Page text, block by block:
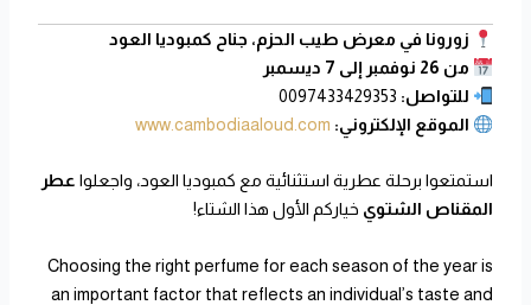
زورونا في معرض طيب الحزم، جناح كمبوديا العود
من 26 نوفمبر إلى 7 ديسمبر
للتواصل:
الموقع الإلكتروني: www.cambodiaaloud.com
استمتعوا برحلة عطرية استثنائية مع كمبوديا العود، واجعلوا عطر
المقناص الشتوي خياركم الأول هذا الشتاء!
Choosing the right perfume for each season of the year is
an important factor that reflects an individual’s taste and